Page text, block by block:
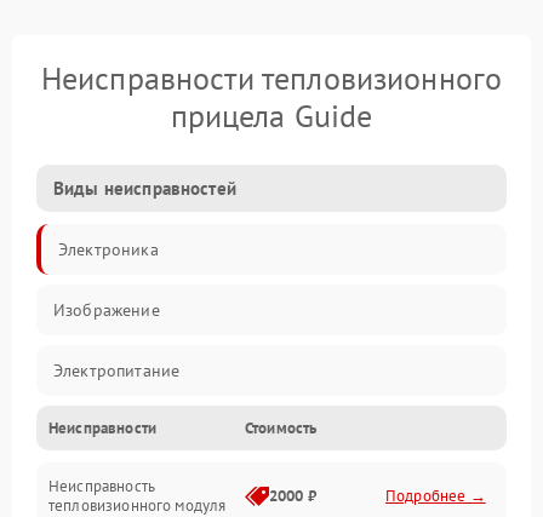
Неисправности тепловизионного
прицела Guide
Виды неисправностей
Электроника
Изображение
Электропитание
Измерения
Матрица
Неисправности Стоимость
Неисправность
тепловизионного модуля
2000 ₽ Подробнее →